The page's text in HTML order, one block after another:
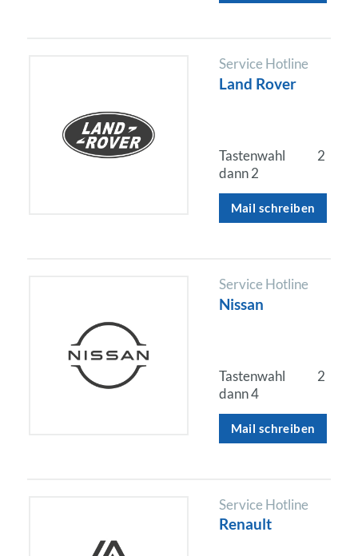
Service Hotline
Land Rover
Tastenwahl
2
dann 2
Mail schreiben
Service Hotline
Nissan
Tastenwahl
2
dann 4
Mail schreiben
Service Hotline
Renault